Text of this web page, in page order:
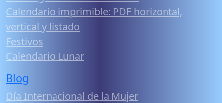
Calendario imprimible: PDF horizontal,
vertical y listado
Festivos
Calendario Lunar
Blog
Día Internacional de la Mujer